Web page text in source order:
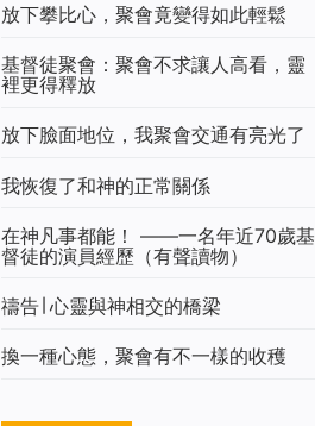
放下攀比心，聚會竟變得如此輕鬆
基督徒聚會：聚會不求讓人高看，靈
裡更得釋放
放下臉面地位，我聚會交通有亮光了
我恢復了和神的正常關係
在神凡事都能！ ——一名年近70歲基
督徒的演員經歷（有聲讀物）
禱告∣ 心靈與神相交的橋梁
換一種心態，聚會有不一樣的收穫